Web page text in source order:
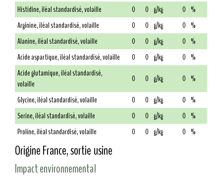
Histidine, iléal standardisé, volaille
0 0 g/kg 0 %
Arginine, iléal standardisé, volaille
0 0 g/kg 0 %
Alanine, iléal standardisé, volaille
0 0 g/kg 0 %
Acide aspartique, iléal standardisé, volaille
0 0 g/kg 0 %
Acide glutamique, iléal standardisé,
volaille
0 0 g/kg 0 %
Glycine, iléal standardisé, volaille
0 0 g/kg 0 %
Serine, iléal standardisé, volaille
0 0 g/kg 0 %
Proline, iléal standardisé, volaille
0 0 g/kg 0 %
Origine France, sortie usine
Impact environnemental